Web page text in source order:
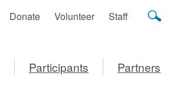
Donate Volunteer Staff
Participants Partners